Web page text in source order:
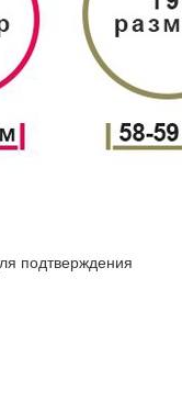
подтверждения